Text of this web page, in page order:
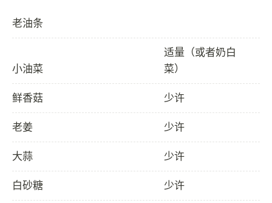
老油条
小油菜
适量（或者奶白
菜）
鲜香菇 少许
老姜 少许
大蒜 少许
白砂糖 少许